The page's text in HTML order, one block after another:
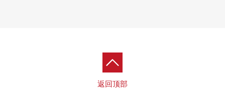
返回顶部